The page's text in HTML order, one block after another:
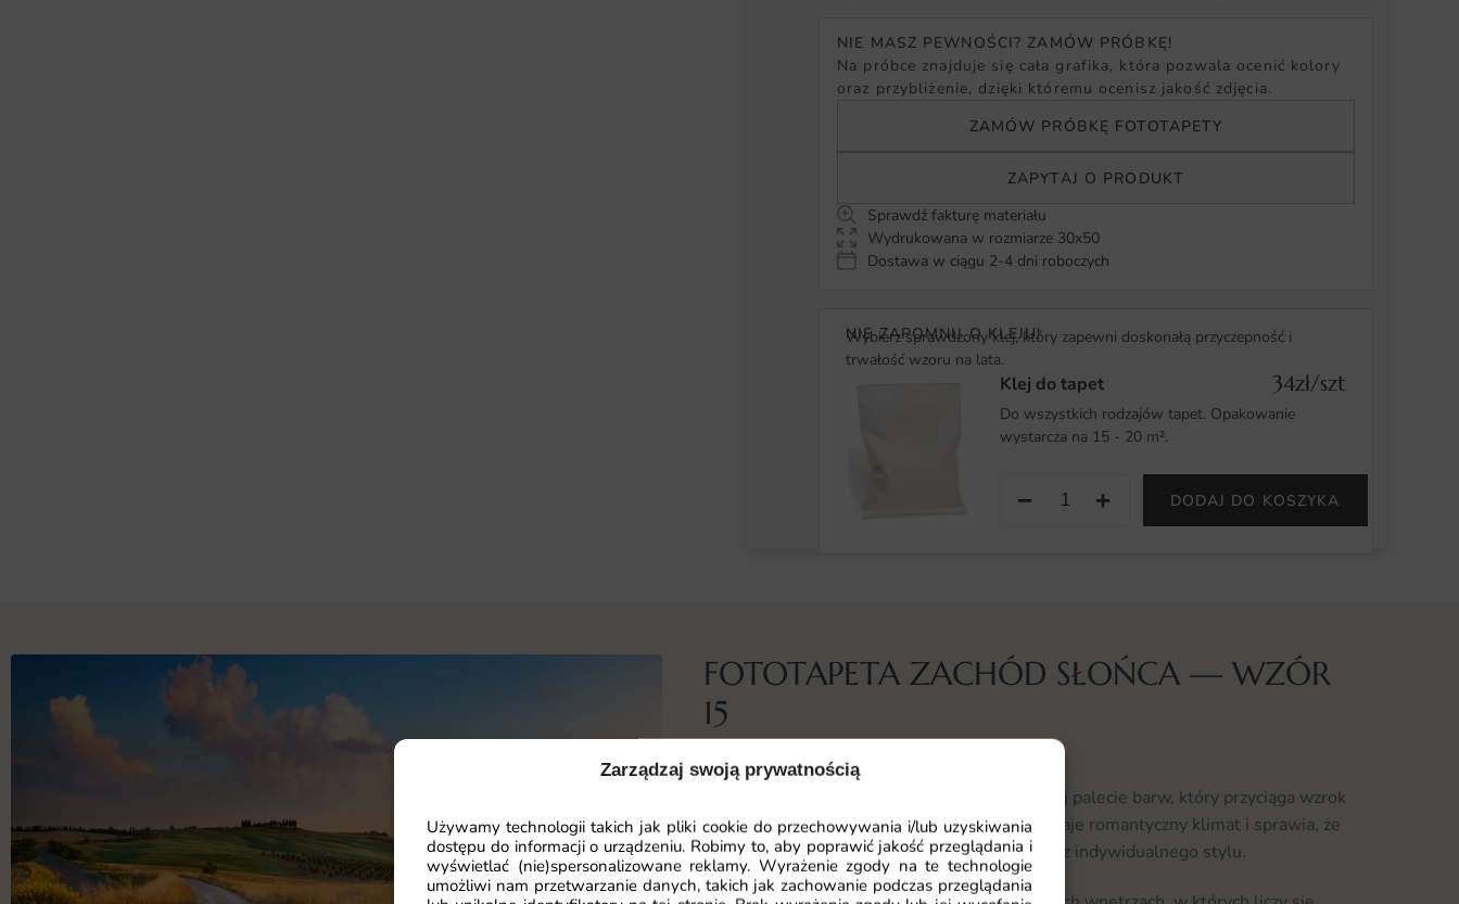
Zarządzaj swoją prywatnością
Używamy technologii takich jak pliki cookie do przechowywania i/lub uzyskiwania
dostępu do informacji o urządzeniu. Robimy to, aby poprawić jakość przeglądania i
wyświetlać (nie)spersonalizowane reklamy. Wyrażenie zgody na te technologie
umożliwi nam przetwarzanie danych, takich jak zachowanie podczas przeglądania
NIE MASZ PEWNOŚCI? ZAMÓW PRÓBKĘ!
Na próbce znajduje się cała grafika, która pozwala ocenić kolory
oraz przybliżenie, dzięki któremu ocenisz jakość zdjęcia.
ZAMÓW PRÓBKĘ FOTOTAPETY
ZAPYTAJ O PRODUKT
Sprawdź fakturę materiału
Wydrukowana w rozmiarze 30x50
Dostawa w ciągu 2-4 dni roboczych
NIE ZAPOMNIJ O KLEJU!
Wybierz sprawdzony klej, który zapewni doskonałą przyczepność i
trwałość wzoru na lata.
Klej do tapet 34zł/szt
Do wszystkich rodzajów tapet. Opakowanie
wystarcza na 15 - 20 m².
− + DODAJ DO KOSZYKA
FOTOTAPETA ZACHÓD SŁOŃCA — WZÓR
15
Co przedstawia ta fototapeta
Wzór Zachód Słońca to zachód słońca w ciepłej palecie barw, który przyciąga wzrok
już od pierwszego spojrzenia. Kompozycja oddaje romantyczny klimat i sprawia, że
przestrzeń nabiera wyrazistego charakteru oraz indywidualnego stylu.